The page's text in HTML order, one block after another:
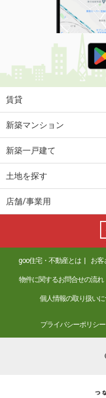
賃貸
新築マンション
新築一戸建て
土地を探す
店舗/事業用
goo住宅・不動産とは お客
物件に関するお問合せの流れ
個人情報の取り扱い
プライバシーポリシー